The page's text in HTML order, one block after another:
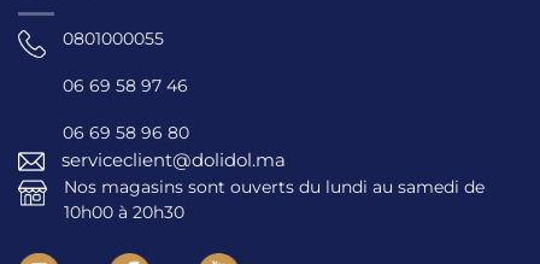
0801000055
06 69 58 97 46
06 69 58 96 80
serviceclient@dolidol.ma
Nos magasins sont ouverts du lundi au samedi de
10h00 à 20h30